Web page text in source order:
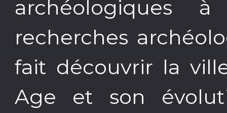
archéologiques
recherches
fait découvrir la
Age et son